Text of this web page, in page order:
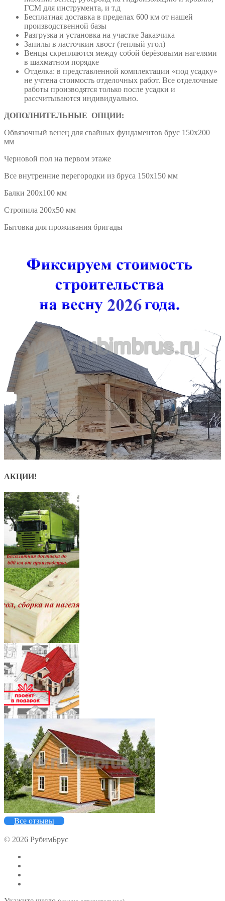
ГСМ для инструмента, и т.д
Бесплатная доставка в пределах 600 км от нашей
производственной базы
Разгрузка и установка на участке Заказчика
Запилы в ласточкин хвост (теплый угол)
Венцы скрепляются между собой берёзовыми нагелями
в шахматном порядке
Отделка: в представленной комплектации «под усадку»
не учтена стоимость отделочных работ. Все отделочные
работы производятся только после усадки и
рассчитываются индивидуально.
ДОПОЛНИТЕЛЬНЫЕ ОПЦИИ:
Обвязочный венец для свайных фундаментов брус 150х200
мм
Черновой пол на первом этаже
Все внутренние перегородки из бруса 150х150 мм
Балки 200х100 мм
Стропила 200х50 мм
Бытовка для проживания бригады
АКЦИИ!
8
7
Все отзывы
© 2026 РубимБрус